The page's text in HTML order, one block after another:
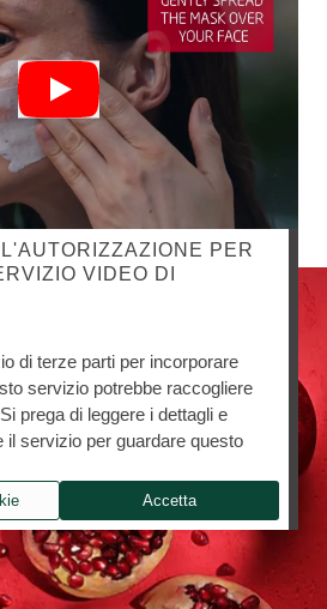
PER
VIDEO DI
di terze parti per incorporare
servizio potrebbe raccogliere
prega di leggere i dettagli e
il servizio per guardare questo
Accetta